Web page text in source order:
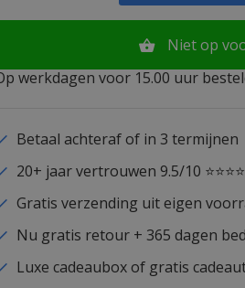
Niet op
werkdagen voor 15.00 uur
Betaal achteraf of in 3 termijnen
20+ jaar vertrouwen 9.5/10
Gratis verzending uit eigen
Nu gratis retour + 365 dagen
Luxe cadeaubox of gratis